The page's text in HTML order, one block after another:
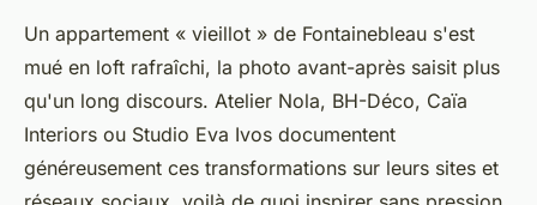
Un appartement « vieillot » de Fontainebleau s'est
mué en loft rafraîchi, la photo avant-après saisit plus
qu'un long discours. Atelier Nola, BH-Déco, Caïa
Interiors ou Studio Eva Ivos documentent
généreusement ces transformations sur leurs sites et